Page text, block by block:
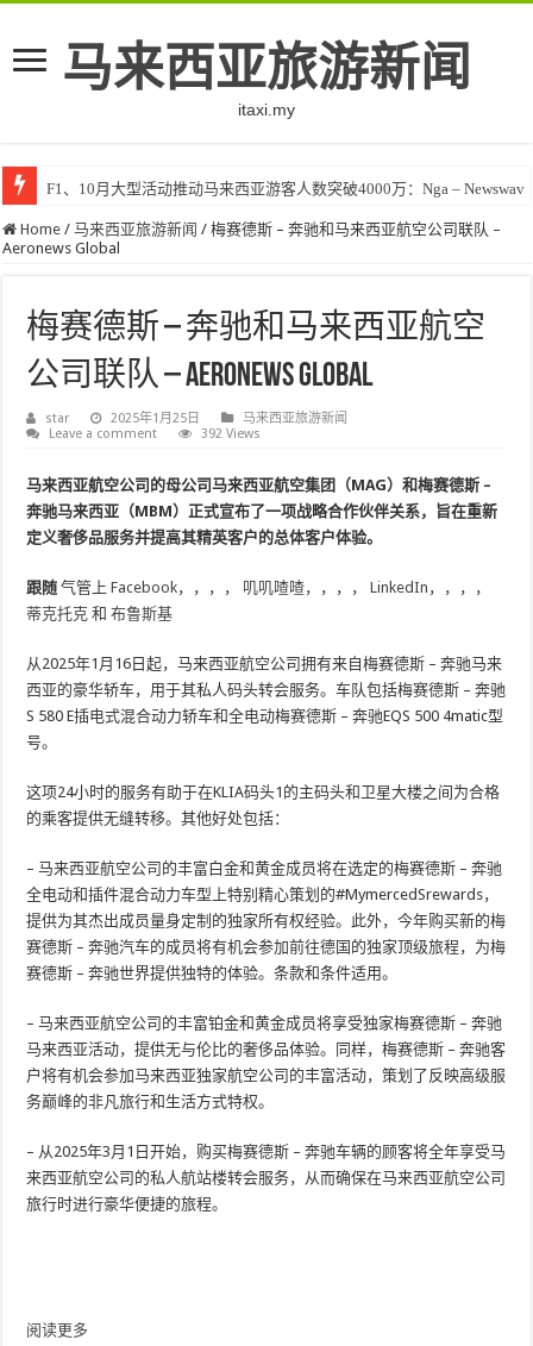
马来西亚旅游新闻
itaxi.my
F1、10月大型活动推动马来西亚游客人数突破4000万：Nga – Newswav
Home / 马来西亚旅游新闻 / 梅赛德斯 – 奔驰和马来西亚航空公司联队 –
Aeronews Global
梅赛德斯 – 奔驰和马来西亚航空
公司联队 – Aeronews Global
star 2025年1月25日
马来西亚旅游新闻
Leave a comment
392 Views
马来西亚航空公司的母公司马来西亚航空集团（MAG）和梅赛德斯 –
奔驰马来西亚（MBM）正式宣布了一项战略合作伙伴关系，旨在重新
定义奢侈品服务并提高其精英客户的总体客户体验。
跟随 气管上Facebook，，，， 叽叽喳喳，，，，LinkedIn ，，，，
蒂克托克 和布鲁斯基
从2025年1月16日起，马来西亚航空公司拥有来自梅赛德斯 – 奔驰马来
西亚的豪华轿车，用于其私人码头转会服务。车队包括梅赛德斯 – 奔驰
S 580 E插电式混合动力轿车和全电动梅赛德斯 – 奔驰EQS 500 4matic型
号。
这项24小时的服务有助于在KLIA码头1的主码头和卫星大楼之间为合格
的乘客提供无缝转移。其他好处包括：
– 马来西亚航空公司的丰富白金和黄金成员将在选定的梅赛德斯 – 奔驰
全电动和插件混合动力车型上特别精心策划的#MymercedSrewards，
提供为其杰出成员量身定制的独家所有权经验。此外，今年购买新的梅
赛德斯 – 奔驰汽车的成员将有机会参加前往德国的独家顶级旅程，为梅
赛德斯 – 奔驰世界提供独特的体验。条款和条件适用。
– 马来西亚航空公司的丰富铂金和黄金成员将享受独家梅赛德斯 – 奔驰
马来西亚活动，提供无与伦比的奢侈品体验。同样，梅赛德斯 – 奔驰客
户将有机会参加马来西亚独家航空公司的丰富活动，策划了反映高级服
务巅峰的非凡旅行和生活方式特权。
– 从2025年3月1日开始，购买梅赛德斯 – 奔驰车辆的顾客将全年享受马
来西亚航空公司的私人航站楼转会服务，从而确保在马来西亚航空公司
旅行时进行豪华便捷的旅程。
阅读更多